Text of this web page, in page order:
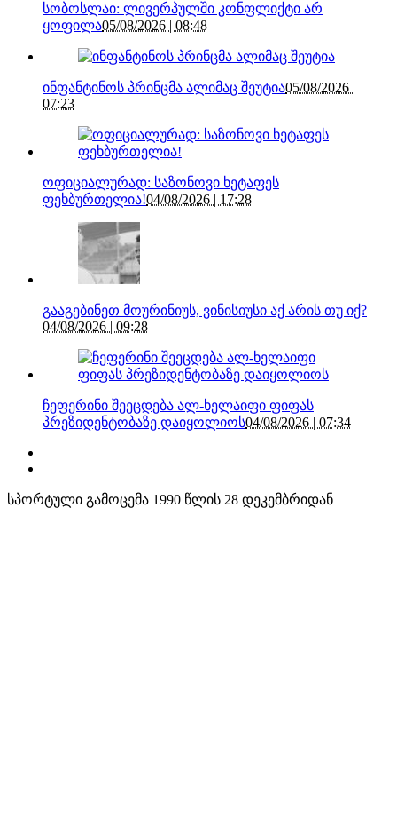
სობოსლაი: ლივერპულში კონფლიქტი არ
ყოფილა05/08/2026 | 08:48
ინფანტინოს პრინცმა ალიმაც შეუტია05/08/2026 |
07:23
ოფიციალურად: საზონოვი ხეტაფეს
ფეხბურთელია!04/08/2026 | 17:28
გააგებინეთ მოურინიუს, ვინისიუსი აქ არის თუ იქ?
04/08/2026 | 09:28
ჩეფერინი შეეცდება ალ-ხელაიფი ფიფას
პრეზიდენტობაზე დაიყოლიოს04/08/2026 | 07:34
სპორტული გამოცემა 1990 წლის 28 დეკემბრიდან